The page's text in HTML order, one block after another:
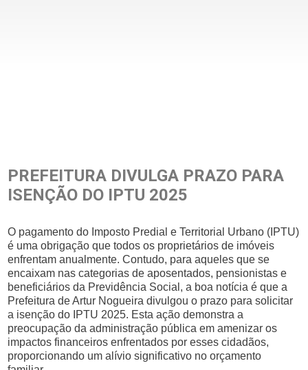
PREFEITURA DIVULGA PRAZO PARA
ISENÇÃO DO IPTU 2025
O pagamento do Imposto Predial e Territorial Urbano (IPTU)
é uma obrigação que todos os proprietários de imóveis
enfrentam anualmente. Contudo, para aqueles que se
encaixam nas categorias de aposentados, pensionistas e
beneficiários da Previdência Social, a boa notícia é que a
Prefeitura de Artur Nogueira divulgou o prazo para solicitar
a isenção do IPTU 2025. Esta ação demonstra a
preocupação da administração pública em amenizar os
impactos financeiros enfrentados por esses cidadãos,
proporcionando um alívio significativo no orçamento